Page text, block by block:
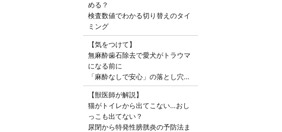
める？
検査数値でわかる切り替えのタイ
ミング
【気をつけて】
無麻酔歯石除去で愛犬がトラウマ
になる前に
「麻酔なしで安心」の落とし穴…
【獣医師が解説】
猫がトイレから出てこない…おし
っこも出てない？
尿閉から特発性膀胱炎の予防法ま